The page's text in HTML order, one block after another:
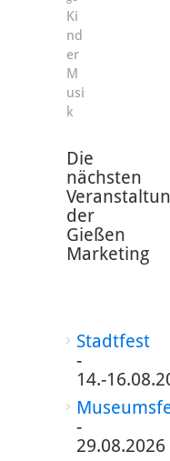
Ki
nd
er
M
usi
k
Die
nächsten
der
Gießen
Marketing
Stadtfest
-
14.-
-
29.08.2026